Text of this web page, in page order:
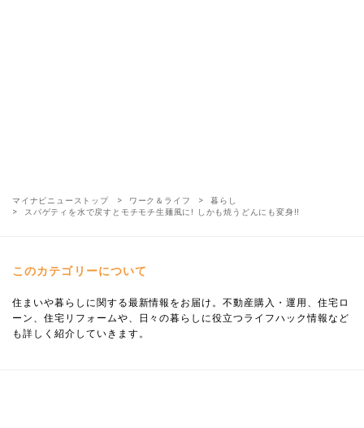
マイナビニューストップ ワーク＆ライフ
暮らし
スパゲティを水で戻すとモチモチ生麺風に! しかも焼うどんにも変身!!
このカテゴリーについて
住まいや暮らしに関する最新情報をお届け。不動産購入・運用、住宅ロ
ーン、住宅リフォームや、日々の暮らしに役立つライフハック情報など
も詳しく紹介していきます。